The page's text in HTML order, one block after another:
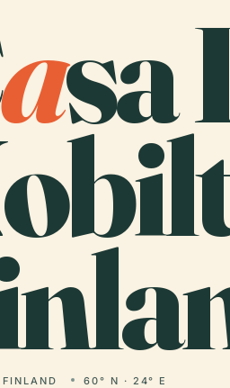
asa
FINLAND 60° N · 24° E